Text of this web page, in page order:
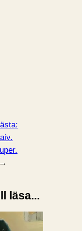
→
läsa...